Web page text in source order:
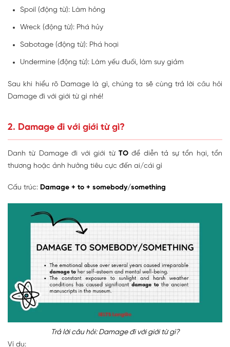
Spoil (động từ): Làm hỏng
Wreck (động từ): Phá hủy
Sabotage (động từ): Phá hoại
Undermine (động từ): Làm yếu đuối, làm suy giảm
Sau khi hiểu rõ Damage là gì, chúng ta sẽ cùng trả lời câu hỏi
Damage đi với giới từ gì nhé!
2. Damage đi với giới từ gì?
Danh từ Damage đi với giới từ TO để diễn tả sự tổn hại, tổn
thương hoặc ảnh hưởng tiêu cực đến ai/cái gì
Cấu trúc: Damage + to + somebody/something
Trả lời câu hỏi: Damage đi với giới từ gì?
Ví dụ: